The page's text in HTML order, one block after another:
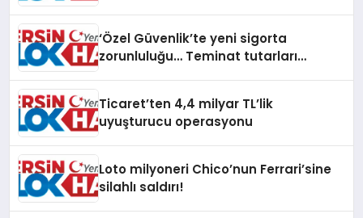
‘Özel Güvenlik’te yeni sigorta
zorunluluğu… Teminat tutarları
Ticaret’ten 4,4 milyar TL’lik
uyuşturucu operasyonu
Loto milyoneri Chico’nun Ferrari’sine
silahlı saldırı!